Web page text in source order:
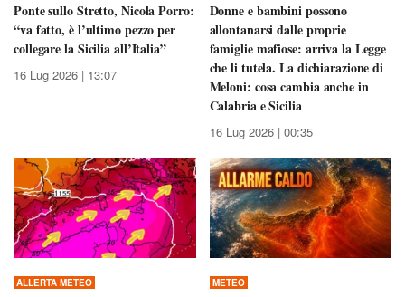
Ponte sullo Stretto, Nicola Porro:
“va fatto, è l’ultimo pezzo per
collegare la Sicilia all’Italia”
16 Lug 2026 | 13:07
Donne e bambini possono
allontanarsi dalle proprie
famiglie mafiose: arriva la Legge
che li tutela. La dichiarazione di
Meloni: cosa cambia anche in
Calabria e Sicilia
16 Lug 2026 | 00:35
ALLERTA METEO METEO